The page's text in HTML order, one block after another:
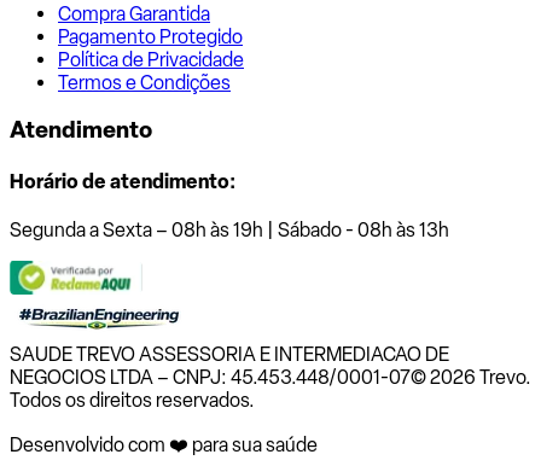
Compra Garantida
Pagamento Protegido
Política de Privacidade
Termos e Condições
Atendimento
Horário de atendimento:
Segunda a Sexta – 08h às 19h | Sábado - 08h às 13h
SAUDE TREVO ASSESSORIA E INTERMEDIACAO DE
NEGOCIOS LTDA – CNPJ: 45.453.448/0001-07© 2026 Trevo.
Todos os direitos reservados.
Desenvolvido com ❤️ para sua saúde